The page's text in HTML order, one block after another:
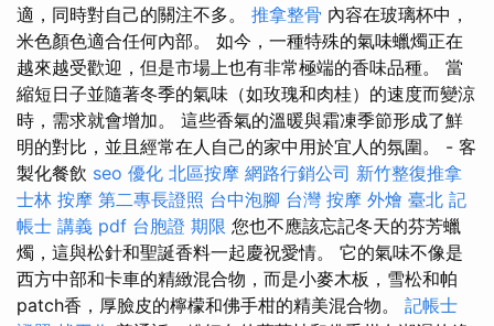
適，同時對自己的關注不多。 推拿整骨 內容在玻璃杯中，
米色顏色適合任何內部。 如今，一種特殊的氣味蠟燭正在
越來越受歡迎，但是市場上也有非常極端的香味品種。 當
縮短日子並隨著冬季的氣味（如玫瑰和肉桂）的速度而變涼
時，需求就會增加。 這些香氣的溫暖與霜凍季節形成了鮮
明的對比，並且經常在人自己的家中用於宜人的氛圍。 - 客
製化餐飲 seo 優化 北區按摩 網路行銷公司 新竹整復推拿
士林 按摩 第二專長證照 台中泡腳 台灣 按摩 外燴 臺北 記
帳士 講義 pdf 台胞證 期限 您也不應該忘記冬天的芬芳蠟
燭，這與松針和聖誕香料一起慶祝愛情。 它的氣味不像是
西方中部和卡車的精緻混合物，而是小麥木板，雪松和帕
patch香，厚臉皮的檸檬和佛手柑的精美混合物。 記帳士